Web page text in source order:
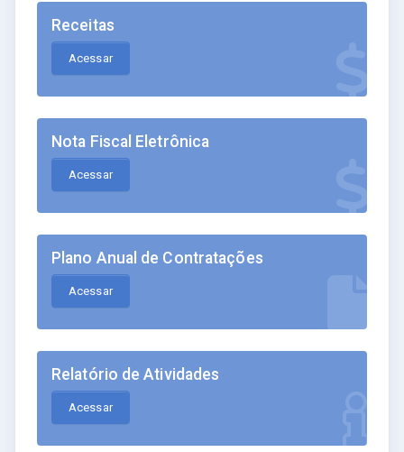
Receitas
Acessar
Nota Fiscal Eletrônica
Acessar
Plano Anual de Contratações
Acessar
Relatório de Atividades
Acessar